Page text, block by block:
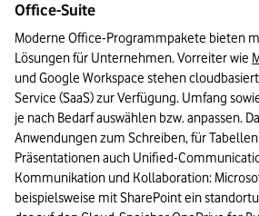
Office-Suite
Moderne Office-Programmpakete bieten
Lösungen für Unternehmen. Vorreiter wie
und Google Workspace stehen
Service (SaaS) zur Verfügung. Umfang
je nach Bedarf auswählen bzw. anpassen.
Anwendungen zum Schreiben, für
Präsentationen auch Unified-
Kommunikation und Kollaboration:
beispielsweise mit SharePoint ein